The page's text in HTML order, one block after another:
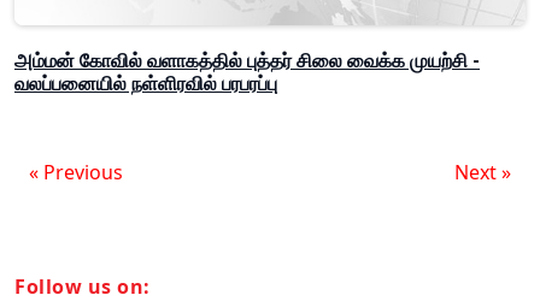
அம்மன் கோவில் வளாகத்தில் புத்தர் சிலை வைக்க முயற்சி -
வலப்பனையில் நள்ளிரவில் பரபரப்பு
« Previous Next »
Follow us on: